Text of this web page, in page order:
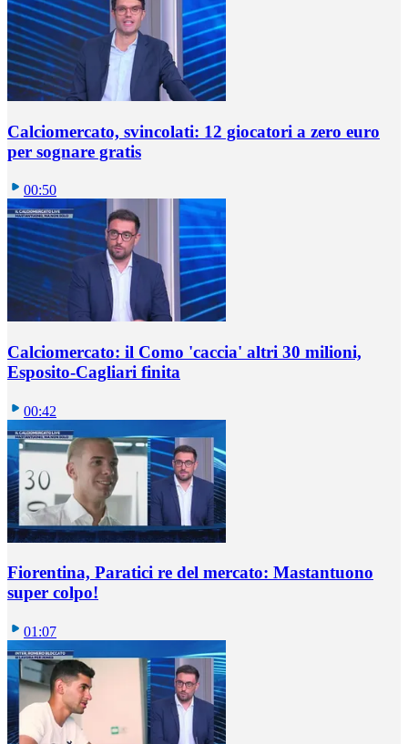
Calciomercato, svincolati: 12 giocatori a zero euro
per sognare gratis
00:50
Calciomercato: il Como 'caccia' altri 30 milioni,
Esposito-Cagliari finita
00:42
Fiorentina, Paratici re del mercato: Mastantuono
super colpo!
01:07